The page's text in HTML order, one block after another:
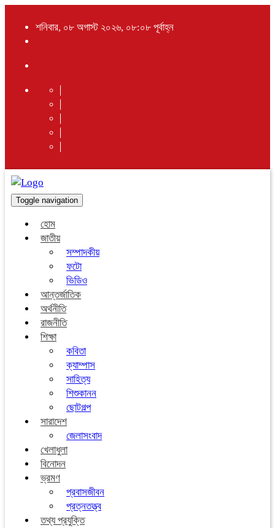
শনিবার, ০৮ অগাস্ট ২০২৬, ০৮:০৮ পূর্বাহ্ন
Toggle navigation
হোম
জাতীয়
সম্পাদকীয়
ফটো
ভিডিও
আন্তর্জাতিক
অর্থনীতি
রাজনীতি
শিক্ষা
কবিতা
ক্যাম্পাস
সাহিত্য
শিশুকানন
ছোটগল্প
সারাদেশ
জেলাসংবাদ
খেলাধুলা
বিনোদন
ভ্রমণ
প্রবাসজীবন
প্রত্নতত্ত্ব
তথ্য প্রযুক্তি